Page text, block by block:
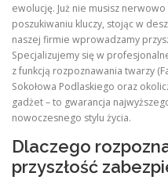
ewolucję. Już nie musisz
poszukiwaniu kluczy, stojąc w
naszej firmie wprowadzamy
Specjalizujemy się w
z funkcją rozpoznawania twarzy
Sokołowa Podlaskiego oraz
gadżet – to gwarancja
nowoczesnego stylu życia.
Dlaczego
przyszłość